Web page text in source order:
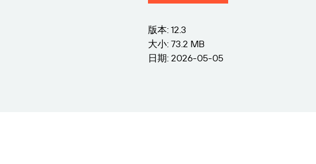
版本: 12.3
大小: 73.2 MB
日期: 2026-05-05